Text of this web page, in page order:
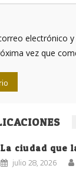
electrónico
vez que
La ciudad que
julio 28, 2026